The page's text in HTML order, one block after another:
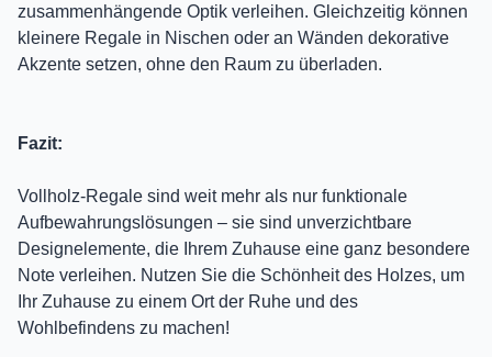
zusammenhängende Optik verleihen. Gleichzeitig können
kleinere Regale in Nischen oder an Wänden dekorative
Akzente setzen, ohne den Raum zu überladen.
Fazit:
Vollholz-Regale sind weit mehr als nur funktionale
Aufbewahrungslösungen – sie sind unverzichtbare
Designelemente, die Ihrem Zuhause eine ganz besondere
Note verleihen. Nutzen Sie die Schönheit des Holzes, um
Ihr Zuhause zu einem Ort der Ruhe und des
Wohlbefindens zu machen!